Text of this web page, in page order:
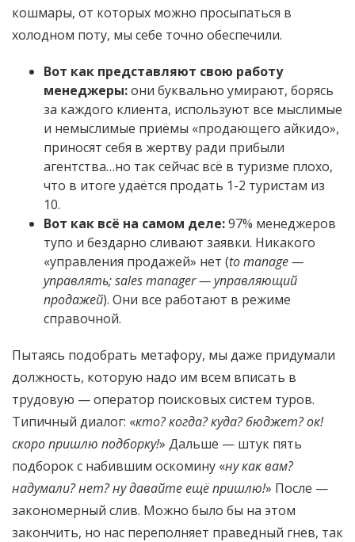
кошмары, от которых можно просыпаться в
холодном поту, мы себе точно обеспечили.
Вот как представляют свою работу
менеджеры:они буквально умирают, борясь
за каждого клиента, используют все мыслимые
и немыслимые приёмы «продающего айкидо»,
приносят себя в жертву ради прибыли
агентства…но так сейчас всё в туризме плохо,
что в итоге удаётся продать 1-2 туристам из
10.
Вот как всё на самом деле:97% менеджеров
тупо и бездарно сливают заявки. Никакого
«управления продажей» нет (to manage —
управлять; sales manager — управляющий
продажей). Они все работают в режиме
справочной.
Пытаясь подобрать метафору, мы даже придумали
должность, которую надо им всем вписать в
трудовую — оператор поисковых систем туров.
Типичный диалог: «кто? когда? куда? бюджет? ок!
скоро пришлю подборку!» Дальше — штук пять
подборок с набившим оскомину «ну как вам?
надумали? нет? ну давайте ещё пришлю!» После —
закономерный слив. Можно было бы на этом
закончить, но нас переполняет праведный гнев, так